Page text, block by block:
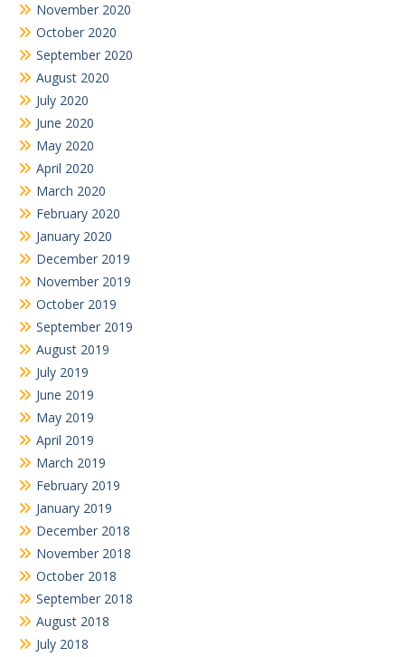
November 2020
October 2020
September 2020
August 2020
July 2020
June 2020
May 2020
April 2020
March 2020
February 2020
January 2020
December 2019
November 2019
October 2019
September 2019
August 2019
July 2019
June 2019
May 2019
April 2019
March 2019
February 2019
January 2019
December 2018
November 2018
October 2018
September 2018
August 2018
July 2018